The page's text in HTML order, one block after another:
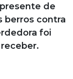
de
berros contra
foi